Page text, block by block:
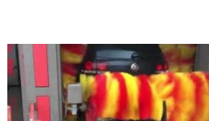
και έχει ήδη πάνω από